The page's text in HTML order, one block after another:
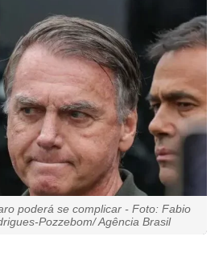
poderá se complicar - Foto: Fabio
Pozzebom/ Agência Brasil